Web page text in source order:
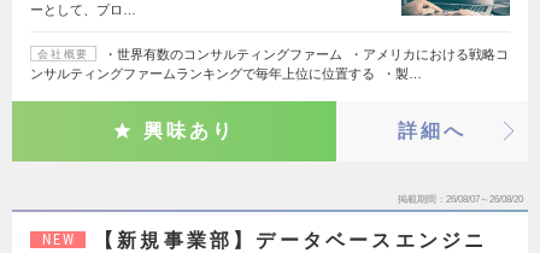
ーとして、プロ…
会社概要
・世界有数のコンサルティングファーム ・アメリカにおける戦略コ
ンサルティングファームランキングで毎年上位に位置する ・製…
興味あり 詳細へ
掲載期間 26/08/07～26/08/20
NEW
【新規事業部】データベースエンジニ